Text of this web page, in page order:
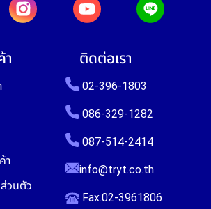
า
วนตัว
ติดต่อเรา
02-396-1803
086-329-1282
087-514-2414
info@tryt.co.th
Fax.02-3961806